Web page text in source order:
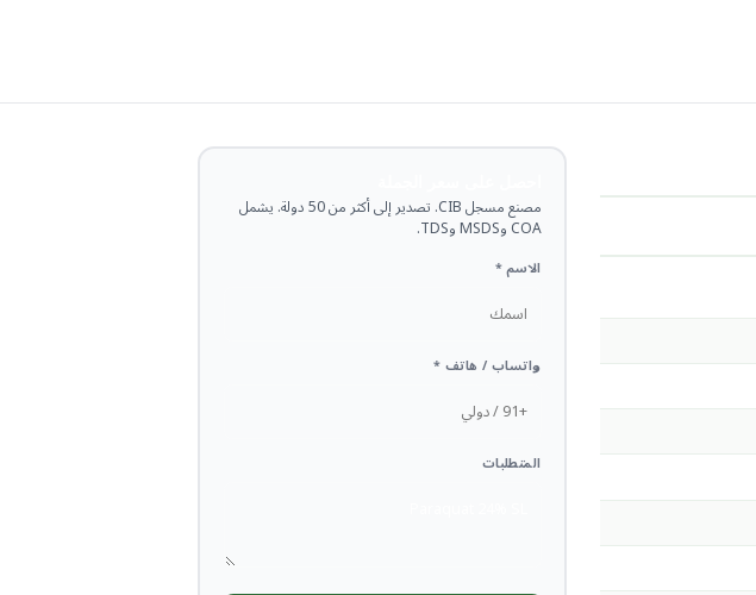
مصنع مسجل CIB. تصدير إلى أكثر من 50 دولة. يشمل
COA وMSDS وTDS.
الاسم *
واتساب / هاتف *
المتطلبات